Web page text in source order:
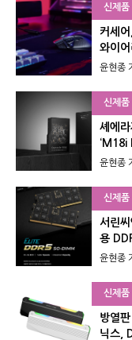
신제품
커세
와이어
윤현종
신제품
셰에
‘M18i
윤현종
신제품
서린
용
윤현종
신제품
방열
닉스,